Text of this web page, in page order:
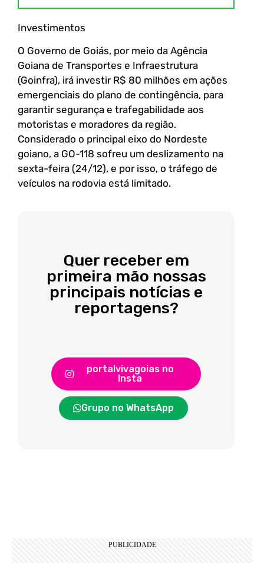
Investimentos
O Governo de Goiás, por meio da Agência
Goiana de Transportes e Infraestrutura
(Goinfra), irá investir R$ 80 milhões em ações
emergenciais do plano de contingência, para
garantir segurança e trafegabilidade aos
motoristas e moradores da região.
Considerado o principal eixo do Nordeste
goiano, a GO-118 sofreu um deslizamento na
sexta-feira (24/12), e por isso, o tráfego de
veículos na rodovia está limitado.
Quer receber em
primeira mão nossas
principais notícias e
reportagens?
portalvivagoias no
Insta
Grupo no WhatsApp